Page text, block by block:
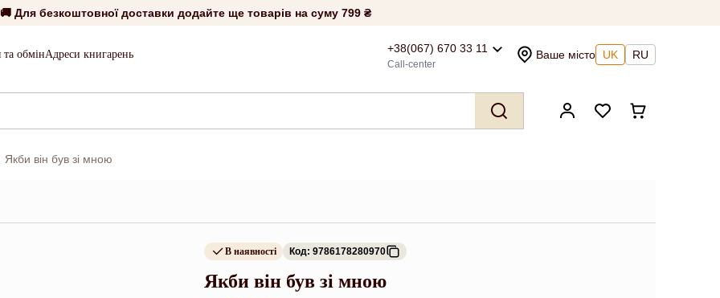
🚚 Для безкоштовної доставки додайте ще товарів на суму 799 ₴
обмінАдреси книгарень +38(067) 670 33 11
Call-center
Ваше місто UK RU
Якби він був зі мною
В наявності Код: 9786178280970
Якби він був зі мною